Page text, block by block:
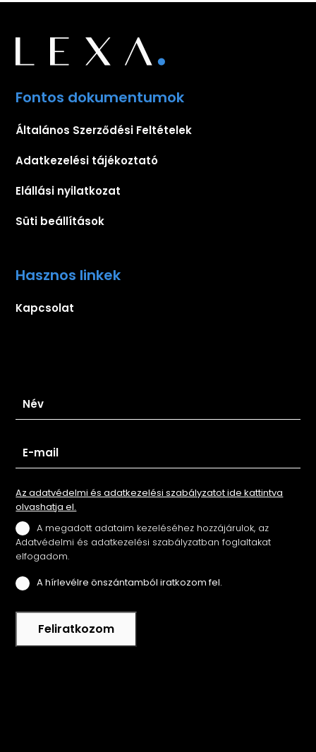
Fontos dokumentumok
Általános Szerződési Feltételek
Adatkezelési tájékoztató
Elállási nyilatkozat
Süti beállítások
Hasznos linkek
Kapcsolat
Az adatvédelmi és adatkezelési szabályzatot ide kattintva
olvashatja el.
A megadott adataim kezeléséhez hozzájárulok, az
Adatvédelmi és adatkezelési szabályzatban foglaltakat
elfogadom.
A hírlevélre önszántamból iratkozom fel.
Feliratkozom